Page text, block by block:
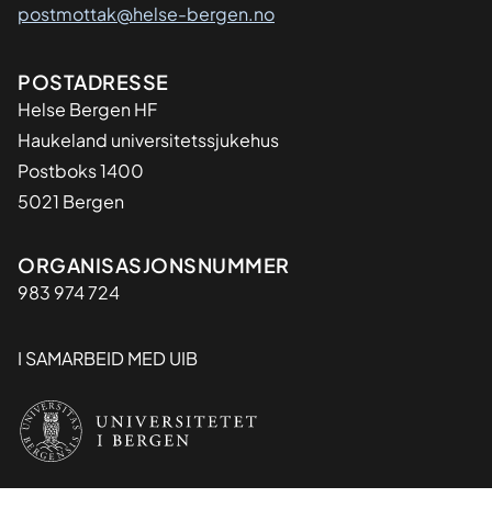
postmottak@helse-bergen.no
Adresse
POSTADRESSE
Helse Bergen HF
Haukeland universitetssjukehus
Postboks 1400
5021 Bergen
Organisasjon
ORGANISASJONSNUMMER
983 974 724
I SAMARBEID MED UIB